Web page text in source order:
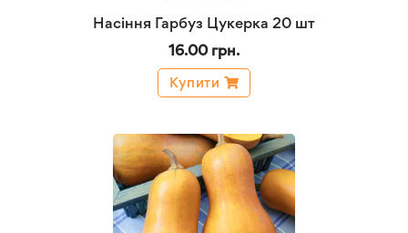
Насіння Гарбуз Цукерка 20 шт
16.00 грн.
Купити